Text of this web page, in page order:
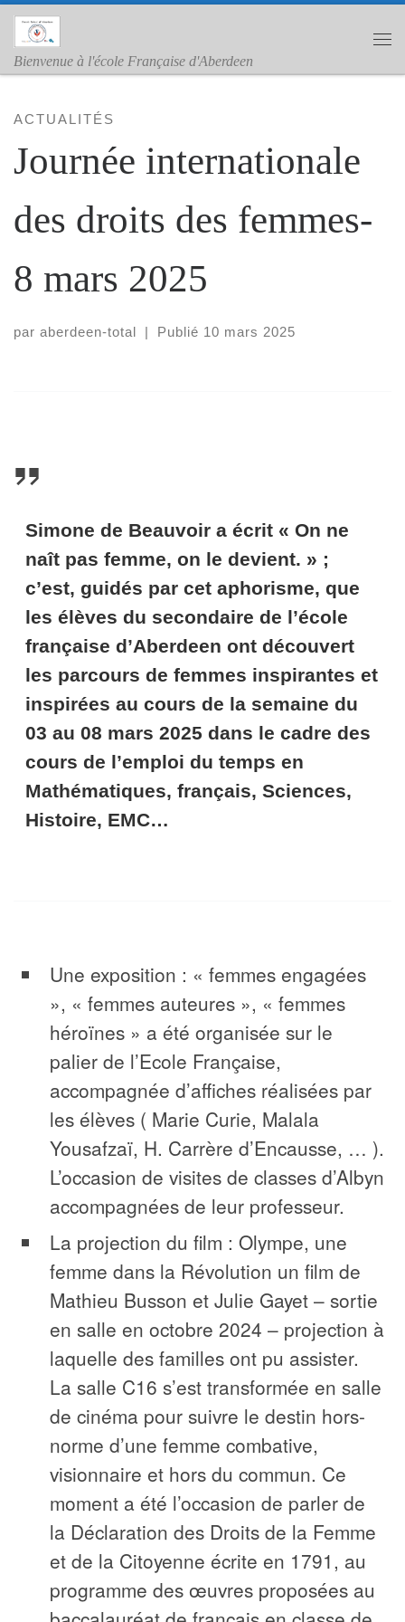
Skip to content
Bienvenue à l'école Française d'Aberdeen
ACTUALITÉS
Journée internationale
des droits des femmes-
8 mars 2025
par aberdeen-total | Publié 10 mars 2025
Simone de Beauvoir a écrit « On ne
naît pas femme, on le devient. » ;
c’est, guidés par cet aphorisme, que
les élèves du secondaire de l’école
française d’Aberdeen ont découvert
les parcours de femmes inspirantes et
inspirées au cours de la semaine du
03 au 08 mars 2025 dans le cadre des
cours de l’emploi du temps en
Mathématiques, français, Sciences,
Histoire, EMC…
Une exposition : « femmes engagées
», « femmes auteures », « femmes
héroïnes » a été organisée sur le
palier de l’Ecole Française,
accompagnée d’affiches réalisées par
les élèves ( Marie Curie, Malala
Yousafzaï, H. Carrère d’Encausse, … ).
L’occasion de visites de classes d’Albyn
accompagnées de leur professeur.
La projection du film : Olympe, une
femme dans la Révolution un film de
Mathieu Busson et Julie Gayet – sortie
en salle en octobre 2024 – projection à
laquelle des familles ont pu assister.
La salle C16 s’est transformée en salle
de cinéma pour suivre le destin hors-
norme d’une femme combative,
visionnaire et hors du commun. Ce
moment a été l’occasion de parler de
la Déclaration des Droits de la Femme
et de la Citoyenne écrite en 1791, au
programme des œuvres proposées au